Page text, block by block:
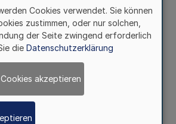
Cookies verwendet. Sie können
zustimmen, oder nur solchen,
der Seite zwingend erforderlich
die Datenschutzerklärung
akzeptieren